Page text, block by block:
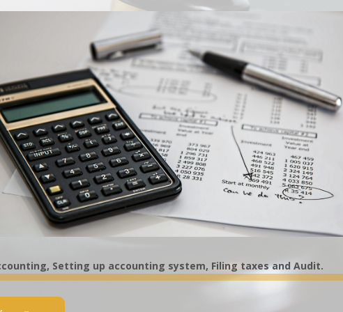
Setting up accounting system, Filing taxes and Audit.